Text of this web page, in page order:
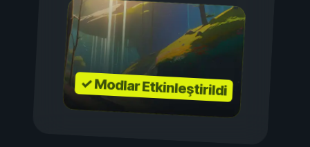
✓ Modlar Etkinleştirildi